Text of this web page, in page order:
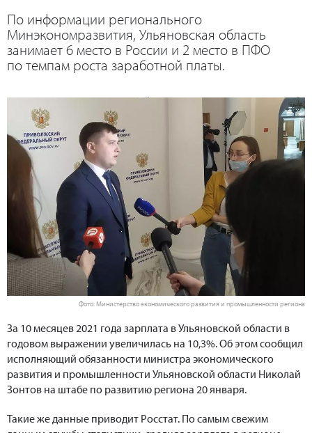
По информации регионального
Минэкономразвития, Ульяновская область
занимает 6 место в России и 2 место в ПФО
по темпам роста заработной платы.
Фото: Министерство экономического развития и промышленности региона
За 10 месяцев 2021 года зарплата в Ульяновской области в
годовом выражении увеличилась на 10,3%. Об этом сообщил
исполняющий обязанности министра экономического
развития и промышленности Ульяновской области Николай
Зонтов на штабе по развитию региона 20 января.
Такие же данные приводит Росстат. По самым свежим